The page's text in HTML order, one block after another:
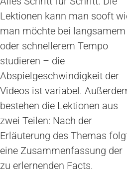
Lektionen kann man sooft
man möchte bei langsamem
oder schnellerem Tempo
studieren – die
Abspielgeschwindigkeit der
Videos ist variabel.
bestehen die Lektionen aus
zwei Teilen: Nach der
Erläuterung des Themas
eine Zusammenfassung der
zu erlernenden Facts.